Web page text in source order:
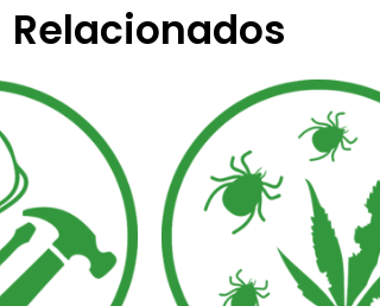
Relacionados